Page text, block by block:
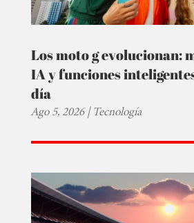
Los moto g evolucionan:
IA y funciones
día
Ago 5, 2026|Tecnología